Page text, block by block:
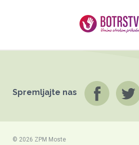
Spremljajte nas
© 2026 ZPM Moste